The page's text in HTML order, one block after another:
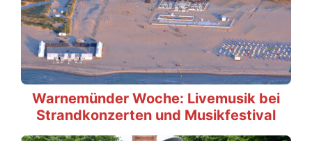
Warnemünder Woche: Livemusik bei
Strandkonzerten und Musikfestival